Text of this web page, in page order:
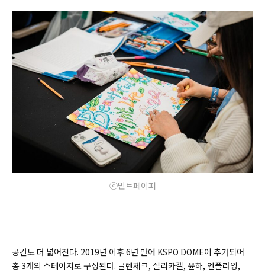
ⓒ민트페이퍼
공간도 더 넓어진다. 2019년 이후 6년 만에 KSPO DOME이 추가되어
총 3개의 스테이지로 구성된다. 글렌체크, 실리카겔, 윤하, 엔플라잉,